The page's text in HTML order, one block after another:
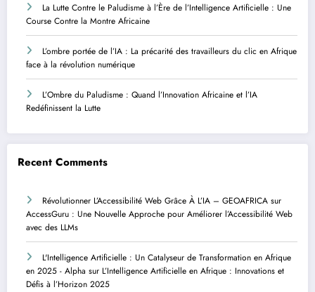
La Lutte Contre le Paludisme à l’Ère de l’Intelligence Artificielle : Une
Course Contre la Montre Africaine
L’ombre portée de l’IA : La précarité des travailleurs du clic en Afrique
face à la révolution numérique
L’Ombre du Paludisme : Quand l’Innovation Africaine et l’IA
Redéfinissent la Lutte
Recent Comments
Révolutionner L’Accessibilité Web Grâce À L’IA – GEOAFRICA sur
AccessGuru : Une Nouvelle Approche pour Améliorer l’Accessibilité Web
avec des LLMs
L'Intelligence Artificielle : Un Catalyseur de Transformation en Afrique
en 2025 - Alpha sur L’Intelligence Artificielle en Afrique : Innovations et
Défis à l’Horizon 2025